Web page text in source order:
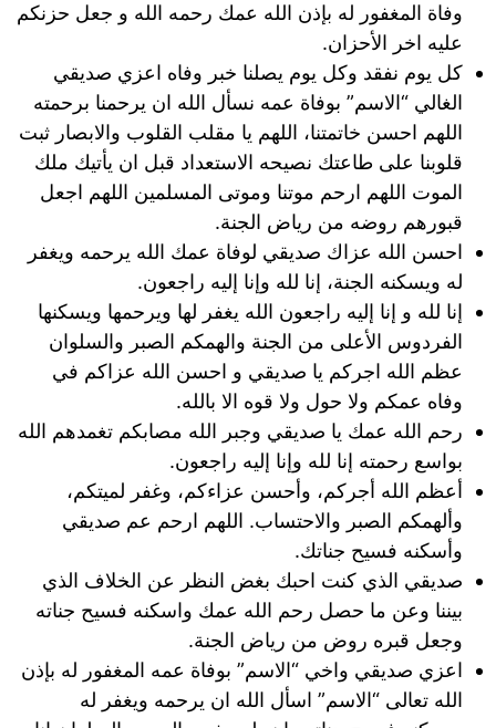
وفاة المغفور له بإذن الله عمك رحمه الله و جعل حزنكم
عليه اخر الأحزان.
كل يوم نفقد وكل يوم يصلنا خبر وفاه اعزي صديقي
الغالي “الاسم” بوفاة عمه نسأل الله ان يرحمنا برحمته
اللهم احسن خاتمتنا، اللهم يا مقلب القلوب والابصار ثبت
قلوبنا على طاعتك نصيحه الاستعداد قبل ان يأتيك ملك
الموت اللهم ارحم موتنا وموتى المسلمين اللهم اجعل
قبورهم روضه من رياض الجنة.
احسن الله عزاك صديقي لوفاة عمك الله يرحمه ويغفر
له ويسكنه الجنة، إنا لله وإنا إليه راجعون.
إنا لله و إنا إليه راجعون الله يغفر لها ويرحمها ويسكنها
الفردوس الأعلى من الجنة والهمكم الصبر والسلوان
عظم الله اجركم يا صديقي و احسن الله عزاكم في
وفاه عمكم ولا حول ولا قوه الا بالله.
رحم الله عمك يا صديقي وجبر الله مصابكم تغمدهم الله
بواسع رحمته إنا لله وإنا إليه راجعون.
أعظم الله أجركم، وأحسن عزاءكم، وغفر لميتكم،
وألهمكم الصبر والاحتساب. اللهم ارحم عم صديقي
وأسكنه فسيح جناتك.
صديقي الذي كنت احبك بغض النظر عن الخلاف الذي
بيننا وعن ما حصل رحم الله عمك واسكنه فسيح جناته
وجعل قبره روض من رياض الجنة.
اعزي صديقي واخي “الاسم” بوفاة عمه المغفور له بإذن
الله تعالى “الاسم” اسأل الله ان يرحمه ويغفر له